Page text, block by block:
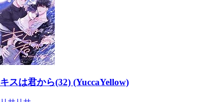
キスは君から(32) (YuccaYellow)